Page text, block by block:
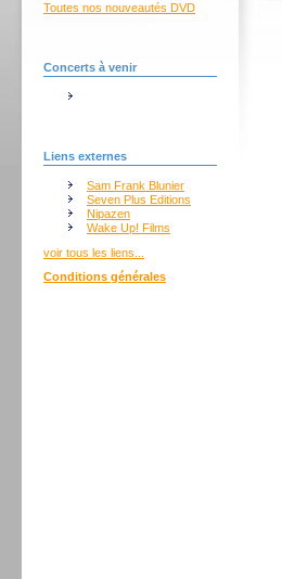
Toutes nos nouveautés DVD
Concerts à venir
Liens externes
Sam Frank Blunier
Seven Plus Editions
Nipazen
Wake Up! Films
voir tous les liens...
Conditions générales